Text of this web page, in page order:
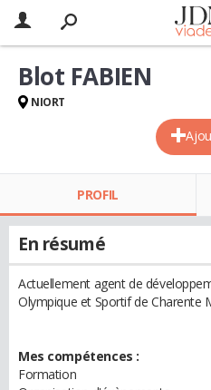
Blot FABIEN
NIORT
PROFIL
En résumé
Actuellement agent de
Olympique et Sportif de Charente
Mes compétences :
Formation